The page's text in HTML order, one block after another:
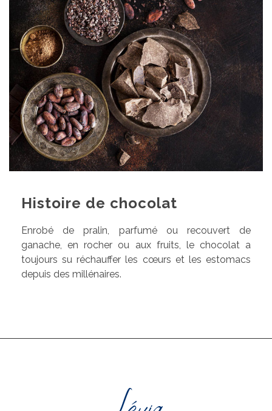
Histoire de chocolat
Enrobé de pralin, parfumé ou recouvert de
ganache, en rocher ou aux fruits, le chocolat a
toujours su réchauffer les cœurs et les estomacs
depuis des millénaires.